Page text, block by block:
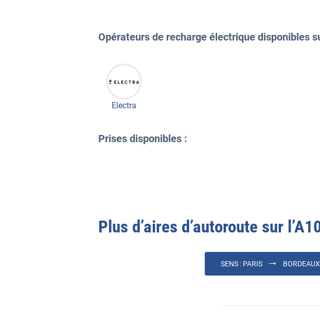
Opérateurs de recharge électrique disponibles
Electra
Prises disponibles :
Plus d’aires d’autoroute sur l’
SENS : PARIS BORDEAUX